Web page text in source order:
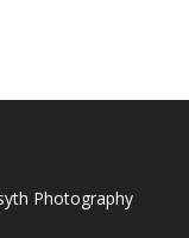
Photography